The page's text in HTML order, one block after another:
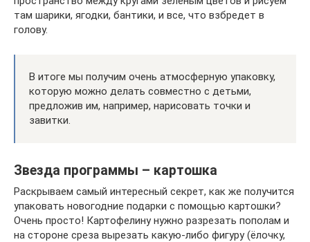
там шарики, ягодки, бантики, и все, что взбредет в
голову.
В итоге мы получим очень атмосферную упаковку,
которую можно делать совместно с детьми,
предложив им, например, нарисовать точки и
завитки.
Звезда программы – картошка
Раскрываем самый интересный секрет, как же получится
упаковать новогодние подарки с помощью картошки?
Очень просто! Картофелину нужно разрезать пополам и
на стороне среза вырезать какую-либо фигуру (ёлочку,